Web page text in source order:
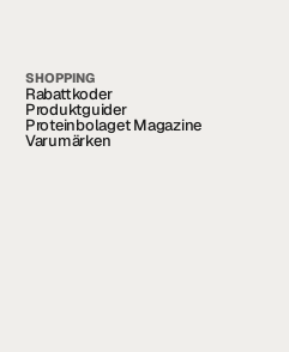
SHOPPING
Rabattkoder
Produktguider
Proteinbolaget Magazine
Varumärken